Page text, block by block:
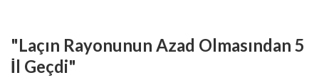
"Laçın Rayonunun Azad Olmasından 5
İl Geçdi"